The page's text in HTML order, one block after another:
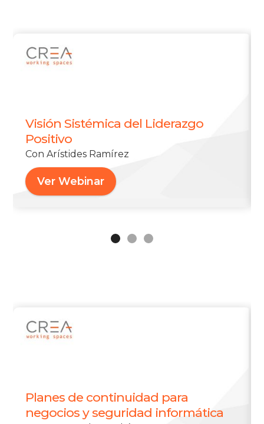
Visión Sistémica del Liderazgo
Positivo
Con Arístides Ramírez
Ver Webinar
Planes de continuidad para
negocios y seguridad informática